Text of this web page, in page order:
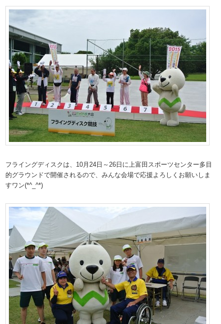
フライングディスクは、10月24日～26日に上富田スポーツセンター多目
的グラウンドで開催されるので、みんな会場で応援よろしくお願いしま
すワン(*^_^*)